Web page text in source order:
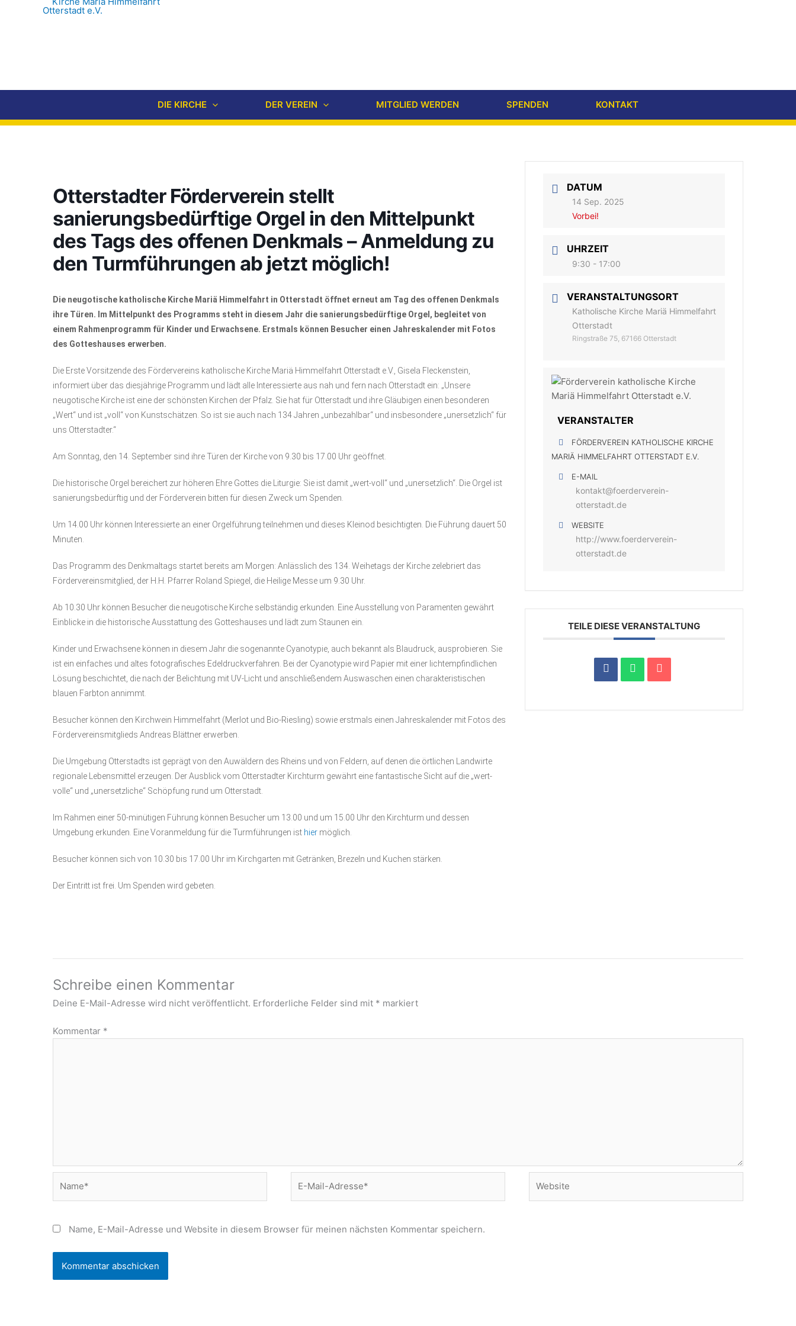
DIE KIRCHE DER VEREIN MITGLIED WERDEN SPENDEN KONTAKT
Otterstadter Förderverein stellt
sanierungsbedürftige Orgel in den Mittelpunkt
des Tags des offenen Denkmals – Anmeldung zu
den Turmführungen ab jetzt möglich!
Die neugotische katholische Kirche Mariä Himmelfahrt in Otterstadt öffnet erneut am Tag des offenen Denkmals
ihre Türen. Im Mittelpunkt des Programms steht in diesem Jahr die sanierungsbedürftige Orgel, begleitet von
einem Rahmenprogramm für Kinder und Erwachsene. Erstmals können Besucher einen Jahreskalender mit Fotos
des Gotteshauses erwerben.
Die Erste Vorsitzende des Fördervereins katholische Kirche Mariä Himmelfahrt Otterstadt e.V., Gisela Fleckenstein,
informiert über das diesjährige Programm und lädt alle Interessierte aus nah und fern nach Otterstadt ein: „Unsere
neugotische Kirche ist eine der schönsten Kirchen der Pfalz. Sie hat für Otterstadt und ihre Gläubigen einen besonderen
„Wert“ und ist „voll“ von Kunstschätzen. So ist sie auch nach 134 Jahren „unbezahlbar“ und insbesondere „unersetzlich“ für
uns Otterstadter.“
Am Sonntag, den 14. September sind ihre Türen der Kirche von 9.30 bis 17.00 Uhr geöffnet.
Die historische Orgel bereichert zur höheren Ehre Gottes die Liturgie: Sie ist damit „wert-voll“ und „unersetzlich“. Die Orgel ist
sanierungsbedürftig und der Förderverein bitten für diesen Zweck um Spenden.
Um 14.00 Uhr können Interessierte an einer Orgelführung teilnehmen und dieses Kleinod besichtigten. Die Führung dauert 50
Minuten.
Das Programm des Denkmaltags startet bereits am Morgen: Anlässlich des 134. Weihetags der Kirche zelebriert das
Fördervereinsmitglied, der H.H. Pfarrer Roland Spiegel, die Heilige Messe um 9.30 Uhr.
Ab 10.30 Uhr können Besucher die neugotische Kirche selbständig erkunden. Eine Ausstellung von Paramenten gewährt
Einblicke in die historische Ausstattung des Gotteshauses und lädt zum Staunen ein.
Kinder und Erwachsene können in diesem Jahr die sogenannte Cyanotypie, auch bekannt als Blaudruck, ausprobieren. Sie
ist ein einfaches und altes fotografisches Edeldruckverfahren. Bei der Cyanotypie wird Papier mit einer lichtempfindlichen
Lösung beschichtet, die nach der Belichtung mit UV-Licht und anschließendem Auswaschen einen charakteristischen
blauen Farbton annimmt.
Besucher können den Kirchwein Himmelfahrt (Merlot und Bio-Riesling) sowie erstmals einen Jahreskalender mit Fotos des
Fördervereinsmitglieds Andreas Blättner erwerben.
Die Umgebung Otterstadts ist geprägt von den Auwäldern des Rheins und von Feldern, auf denen die örtlichen Landwirte
regionale Lebensmittel erzeugen. Der Ausblick vom Otterstadter Kirchturm gewährt eine fantastische Sicht auf die „wert-
volle“ und „unersetzliche“ Schöpfung rund um Otterstadt.
Im Rahmen einer 50-minütigen Führung können Besucher um 13.00 und um 15.00 Uhr den Kirchturm und dessen
Umgebung erkunden. Eine Voranmeldung für die Turmführungen ist hier möglich.
Besucher können sich von 10.30 bis 17.00 Uhr im Kirchgarten mit Getränken, Brezeln und Kuchen stärken.
Der Eintritt ist frei. Um Spenden wird gebeten.
DATUM
14 Sep. 2025
Vorbei!
UHRZEIT
9:30 - 17:00
VERANSTALTUNGSORT
Katholische Kirche Mariä Himmelfahrt
Otterstadt
Ringstraße 75, 67166 Otterstadt
VERANSTALTER
FÖRDERVEREIN KATHOLISCHE KIRCHE
MARIÄ HIMMELFAHRT OTTERSTADT E.V.
E-MAIL
kontakt@foerderverein-
otterstadt.de
WEBSITE
http://www.foerderverein-
otterstadt.de
TEILE DIESE VERANSTALTUNG
Schreibe einen Kommentar
Deine E-Mail-Adresse wird nicht veröffentlicht. Erforderliche Felder sind mit * markiert
Kommentar *
Mail-
Name, E-Mail-Adresse und Website in diesem Browser für meinen nächsten Kommentar speichern.